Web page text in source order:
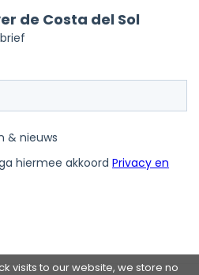
visits to our website, we store no